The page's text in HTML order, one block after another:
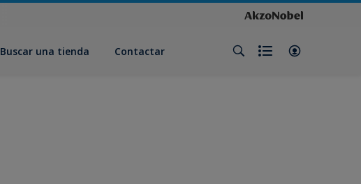
Buscar una tienda Contactar